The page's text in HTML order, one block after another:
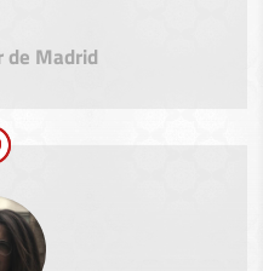
de Madrid